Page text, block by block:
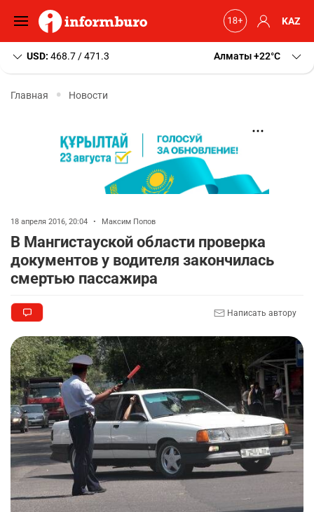
KAZ
USD: 468.7 / 471.3 Алматы+22 C
Главная Новости
18 апреля 2016, 20:04 • Максим Попов
В Мангистауской области проверка
документов у водителя закончилась
смертью пассажира
Написать автору